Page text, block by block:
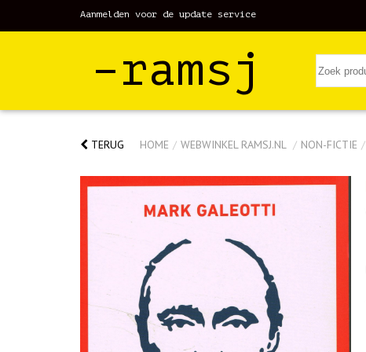
Aanmelden voor de update service
–ramsj
TERUG HOME / WEBWINKEL RAMSJ.NL / NON-FICTIE /